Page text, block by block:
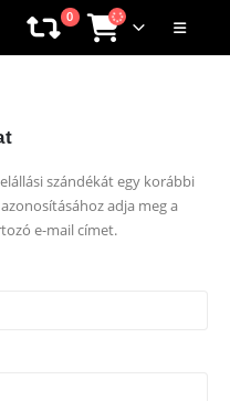
0
szándékát egy korábbi
adja meg a
e-mail címet.